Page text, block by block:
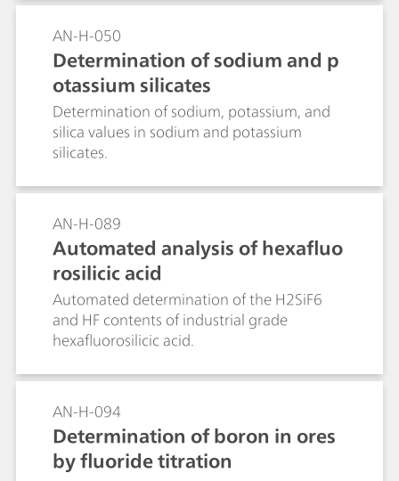
containing no H2SiF6, a linked two-titration
sequence is employed. Results from the two
determinations are used by tiamoTM to
yield individual results for HNO3, HF and
H2SiF6.
the limit of detection for As(total) is 0.9
AN-H-050
Determination of sodium and p
otassium silicates
Determination of sodium, potassium, and
silica values in sodium and potassium
silicates.
AN-H-089
Automated analysis of hexafluo
rosilicic acid
Automated determination of the H2SiF6
and HF contents of industrial grade
hexafluorosilicic acid.
AN-H-094
Determination of boron in ores
by fluoride titration